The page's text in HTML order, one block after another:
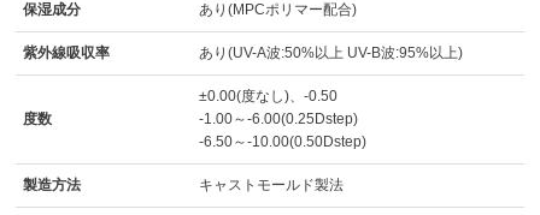
保湿成分 あり(MPCポリマー配合)
紫外線吸収率 あり(UV-A波:50%以上 UV-B波:95%以上)
度数
±0.00(度なし)、-0.50
-1.00～-6.00(0.25Dstep)
-6.50～-10.00(0.50Dstep)
製造方法 キャストモールド製法